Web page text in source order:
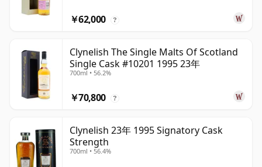
￥62,000 ?
Clynelish The Single Malts Of Scotland
Single Cask #10201 1995 23年
700ml • 56.2%
￥70,800 ?
Clynelish 23年 1995 Signatory Cask
Strength
700ml • 56.4%